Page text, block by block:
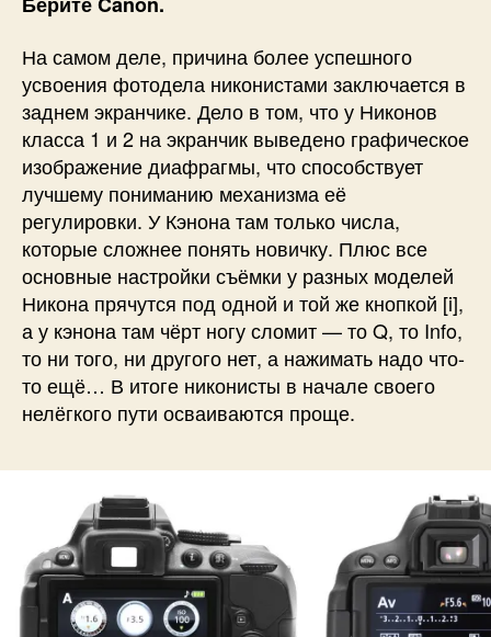
На самом деле, причина более успешного
усвоения фотодела никонистами заключается в
заднем экранчике. Дело в том, что у Никонов
класса 1 и 2 на экранчик выведено графическое
изображение диафрагмы, что способствует
лучшему пониманию механизма её
регулировки. У Кэнона там только числа,
которые сложнее понять новичку. Плюс все
основные настройки съёмки у разных моделей
Никона прячутся под одной и той же кнопкой [i],
а у кэнона там чёрт ногу сломит — то Q, то Info,
то ни того, ни другого нет, а нажимать надо что-
то ещё… В итоге никонисты в начале своего
нелёгкого пути осваиваются проще.